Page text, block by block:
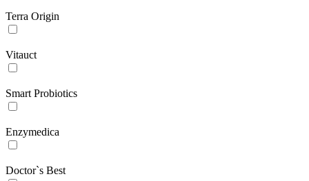
Terra Origin
Vitauct
Smart Probiotics
Enzymedica
Doctor`s Best